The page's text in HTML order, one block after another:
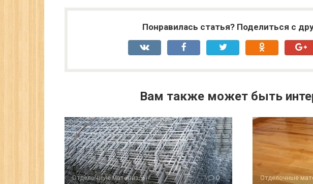
Понравилась статья? Поделиться с
Вам также может быть
Отделочные материалы 0 Отделочные